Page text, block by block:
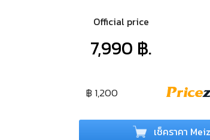
Official price
7,990 ฿.
฿ 1,200
เช็คราคา